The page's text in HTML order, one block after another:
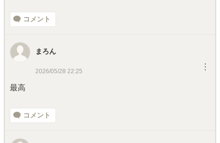
コメント
まろん
2026/05/28 22:25 ︙
最高
コメント